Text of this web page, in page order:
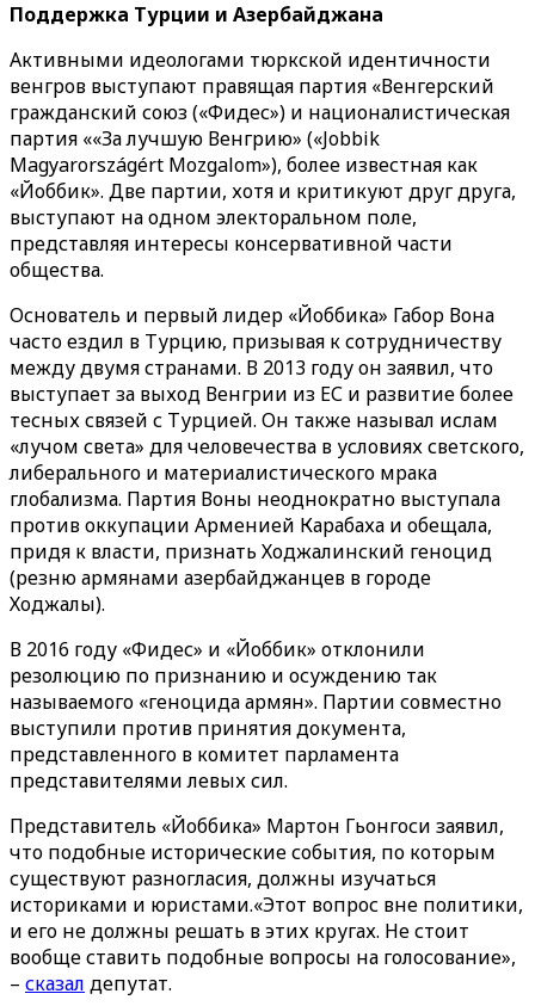
Поддержка Турции и Азербайджана
Активными идеологами тюркской идентичности
венгров выступают правящая партия «Венгерский
гражданский союз («Фидес») и националистическая
партия ««За лучшую Венгрию» («Jobbik
Magyarországért Mozgalom»), более известная как
«Йоббик». Две партии, хотя и критикуют друг друга,
выступают на одном электоральном поле,
представляя интересы консервативной части
общества.
Основатель и первый лидер «Йоббика» Габор Вона
часто ездил в Турцию, призывая к сотрудничеству
между двумя странами. В 2013 году он заявил, что
выступает за выход Венгрии из ЕС и развитие более
тесных связей с Турцией. Он также называл ислам
«лучом света» для человечества в условиях светского,
либерального и материалистического мрака
глобализма. Партия Воны неоднократно выступала
против оккупации Арменией Карабаха и обещала,
придя к власти, признать Ходжалинский геноцид
(резню армянами азербайджанцев в городе
Ходжалы).
В 2016 году «Фидес» и «Йоббик» отклонили
резолюцию по признанию и осуждению так
называемого «геноцида армян». Партии совместно
выступили против принятия документа,
представленного в комитет парламента
представителями левых сил.
Представитель «Йоббика» Мартон Гьонгоси заявил,
что подобные исторические события, по которым
существуют разногласия, должны изучаться
историками и юристами.«Этот вопрос вне политики,
и его не должны решать в этих кругах. Не стоит
вообще ставить подобные вопросы на голосование»,
– сказал депутат.